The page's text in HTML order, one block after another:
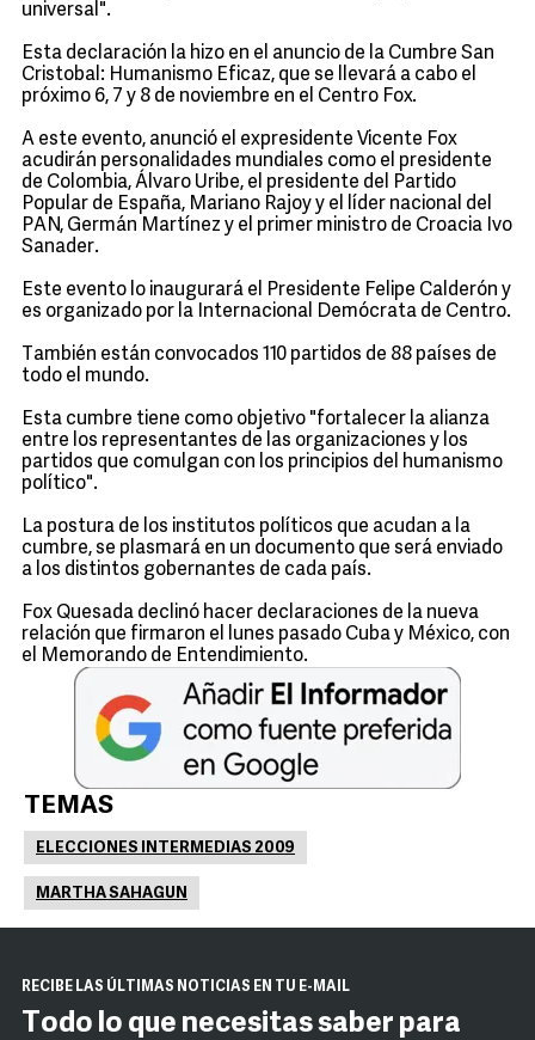
universal".
Esta declaración la hizo en el anuncio de la Cumbre San
Cristobal: Humanismo Eficaz, que se llevará a cabo el
próximo 6, 7 y 8 de noviembre en el Centro Fox.
A este evento, anunció el expresidente Vicente Fox
acudirán personalidades mundiales como el presidente
de Colombia, Álvaro Uribe, el presidente del Partido
Popular de España, Mariano Rajoy y el líder nacional del
PAN, Germán Martínez y el primer ministro de Croacia Ivo
Sanader.
Este evento lo inaugurará el Presidente Felipe Calderón y
es organizado por la Internacional Demócrata de Centro.
También están convocados 110 partidos de 88 países de
todo el mundo.
Esta cumbre tiene como objetivo "fortalecer la alianza
entre los representantes de las organizaciones y los
partidos que comulgan con los principios del humanismo
político".
La postura de los institutos políticos que acudan a la
cumbre, se plasmará en un documento que será enviado
a los distintos gobernantes de cada país.
Fox Quesada declinó hacer declaraciones de la nueva
relación que firmaron el lunes pasado Cuba y México, con
el Memorando de Entendimiento.
TEMAS
ELECCIONES INTERMEDIAS 2009
MARTHA SAHAGUN
RECIBE LAS ÚLTIMAS NOTICIAS EN TU E-MAIL
Todo lo que necesitas saber para